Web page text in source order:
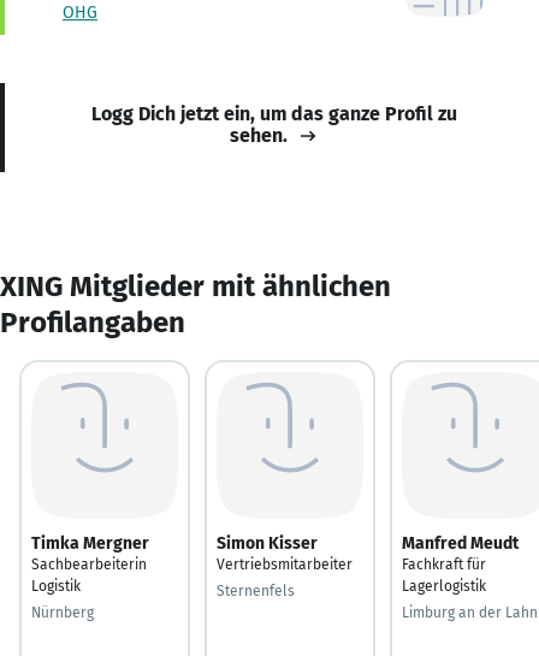
OHG
Logg Dich jetzt ein, um das ganze Profil zu
sehen.
XING Mitglieder mit ähnlichen
Profilangaben
Timka Mergner
Sachbearbeiterin
Logistik
Nürnberg
Simon Kisser
Vertriebsmitarbeiter
Sternenfels
Manfred Meudt
Fachkraft für
Lagerlogistik
Limburg an der Lahn